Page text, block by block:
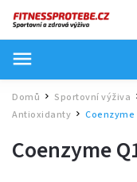
Domů / Sportovní výživa /
Antioxidanty / Coenzyme
Coenzyme